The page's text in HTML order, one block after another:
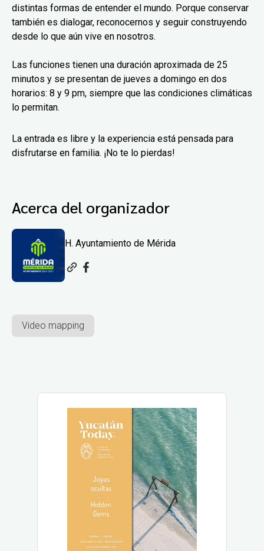
distintas formas de entender el mundo. Porque conservar
también es dialogar, reconocernos y seguir construyendo
desde lo que aún vive en nosotros.
Las funciones tienen una duración aproximada de 25
minutos y se presentan de jueves a domingo en dos
horarios: 8 y 9 pm, siempre que las condiciones climáticas
lo permitan.
La entrada es libre y la experiencia está pensada para
disfrutarse en familia. ¡No te lo pierdas!
Acerca del organizador
H. Ayuntamiento de Mérida
Video mapping